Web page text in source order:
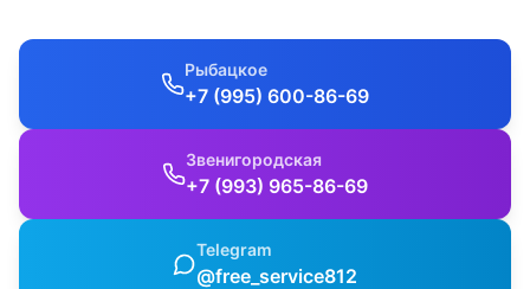
Рыбацкое
+7 (995) 600-86-69
Звенигородская
+7 (993) 965-86-69
Telegram
@free_service812